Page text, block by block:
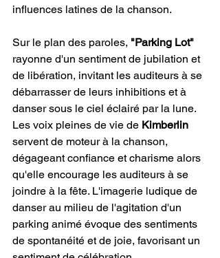
influences latines de la chanson.
Sur le plan des paroles, "Parking Lot"
rayonne d'un sentiment de jubilation et
de libération, invitant les auditeurs à se
débarrasser de leurs inhibitions et à
danser sous le ciel éclairé par la lune.
Les voix pleines de vie de Kimberlin
servent de moteur à la chanson,
dégageant confiance et charisme alors
qu'elle encourage les auditeurs à se
joindre à la fête. L'imagerie ludique de
danser au milieu de l'agitation d'un
parking animé évoque des sentiments
de spontanéité et de joie, favorisant un